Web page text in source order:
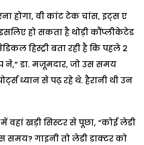
होगा, वी कांट टेक चांस, इट्स ए
इसलिए हो सकता है थोड़ी कौंप्लीकेटेड
हिस्ट्री बता रही है कि पहले 2
ने,” डा. मजूमदार, जो उस समय
ध्यान से पढ़ रहे थे. हैरानी थी उन
खड़ी सिस्टर से पूछा, “कोई लेडी
समय? गाइनी तो लेडी डाक्टर को